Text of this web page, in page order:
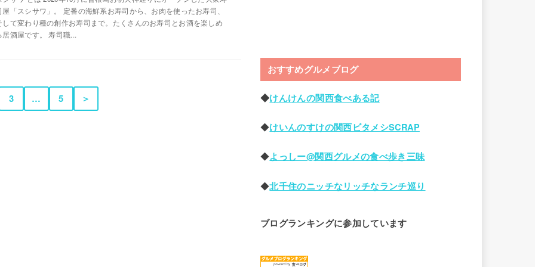
屋「スシサワ」。 定番の海鮮系お寿司から、お肉を使ったお寿司、
して変わり種の創作お寿司まで。たくさんのお寿司とお酒を楽しめ
居酒屋です。 寿司職...
3 … 5 ＞
おすすめグルメブログ
◆けんけんの関西食べある記
◆けいんのすけの関西ビタメシSCRAP
◆よっしー@関西グルメの食べ歩き三味
◆北千住のニッチなリッチなランチ巡り
ブログランキングに参加しています